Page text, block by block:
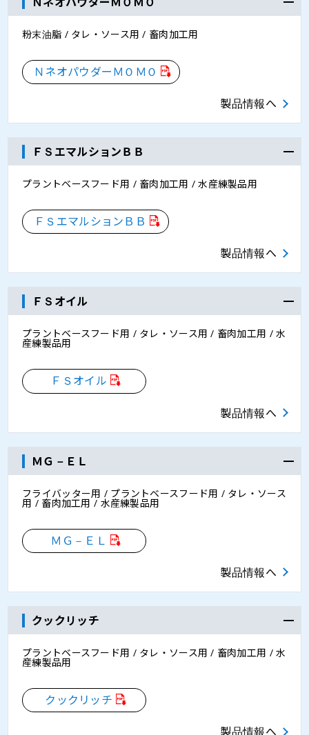
粉末油脂 / タレ・ソース用 / 畜肉加工用
ＮネオパウダーＭＯＭＯ
製品情報へ
ＦＳエマルションＢＢ
プラントベースフード用 / 畜肉加工用 / 水産練製品用
ＦＳエマルションＢＢ
製品情報へ
ＦＳオイル
プラントベースフード用 / タレ・ソース用 / 畜肉加工用 / 水
産練製品用
ＦＳオイル
製品情報へ
ＭＧ－ＥＬ
フライバッター用 / プラントベースフード用 / タレ・ソース
用 / 畜肉加工用 / 水産練製品用
ＭＧ－ＥＬ
製品情報へ
クックリッチ
プラントベースフード用 / タレ・ソース用 / 畜肉加工用 / 水
産練製品用
クックリッチ
製品情報へ